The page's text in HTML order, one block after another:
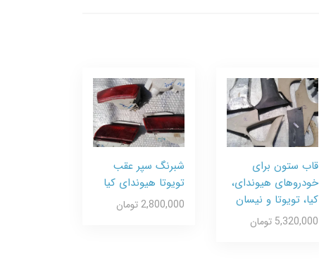
قاب ستون برای
خودروهای هیوندای،
کیا، تویوتا و نیسان
5,320,000 تومان
شبرنگ سپر عقب
تویوتا هیوندای کیا
2,800,000 تومان